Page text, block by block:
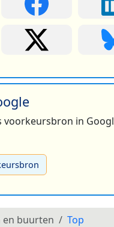
voorkeursbron in
en buurten Top